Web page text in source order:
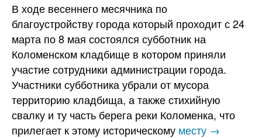
В ходе весеннего месячника по
благоустройству города который проходит с 24
марта по 8 мая состоялся субботник на
Коломенском кладбище в котором приняли
участие сотрудники администрации города.
Участники субботника убрали от мусора
территорию кладбища, а также стихийную
свалку и ту часть берега реки Коломенка, что
прилегает к этому историческому месту →